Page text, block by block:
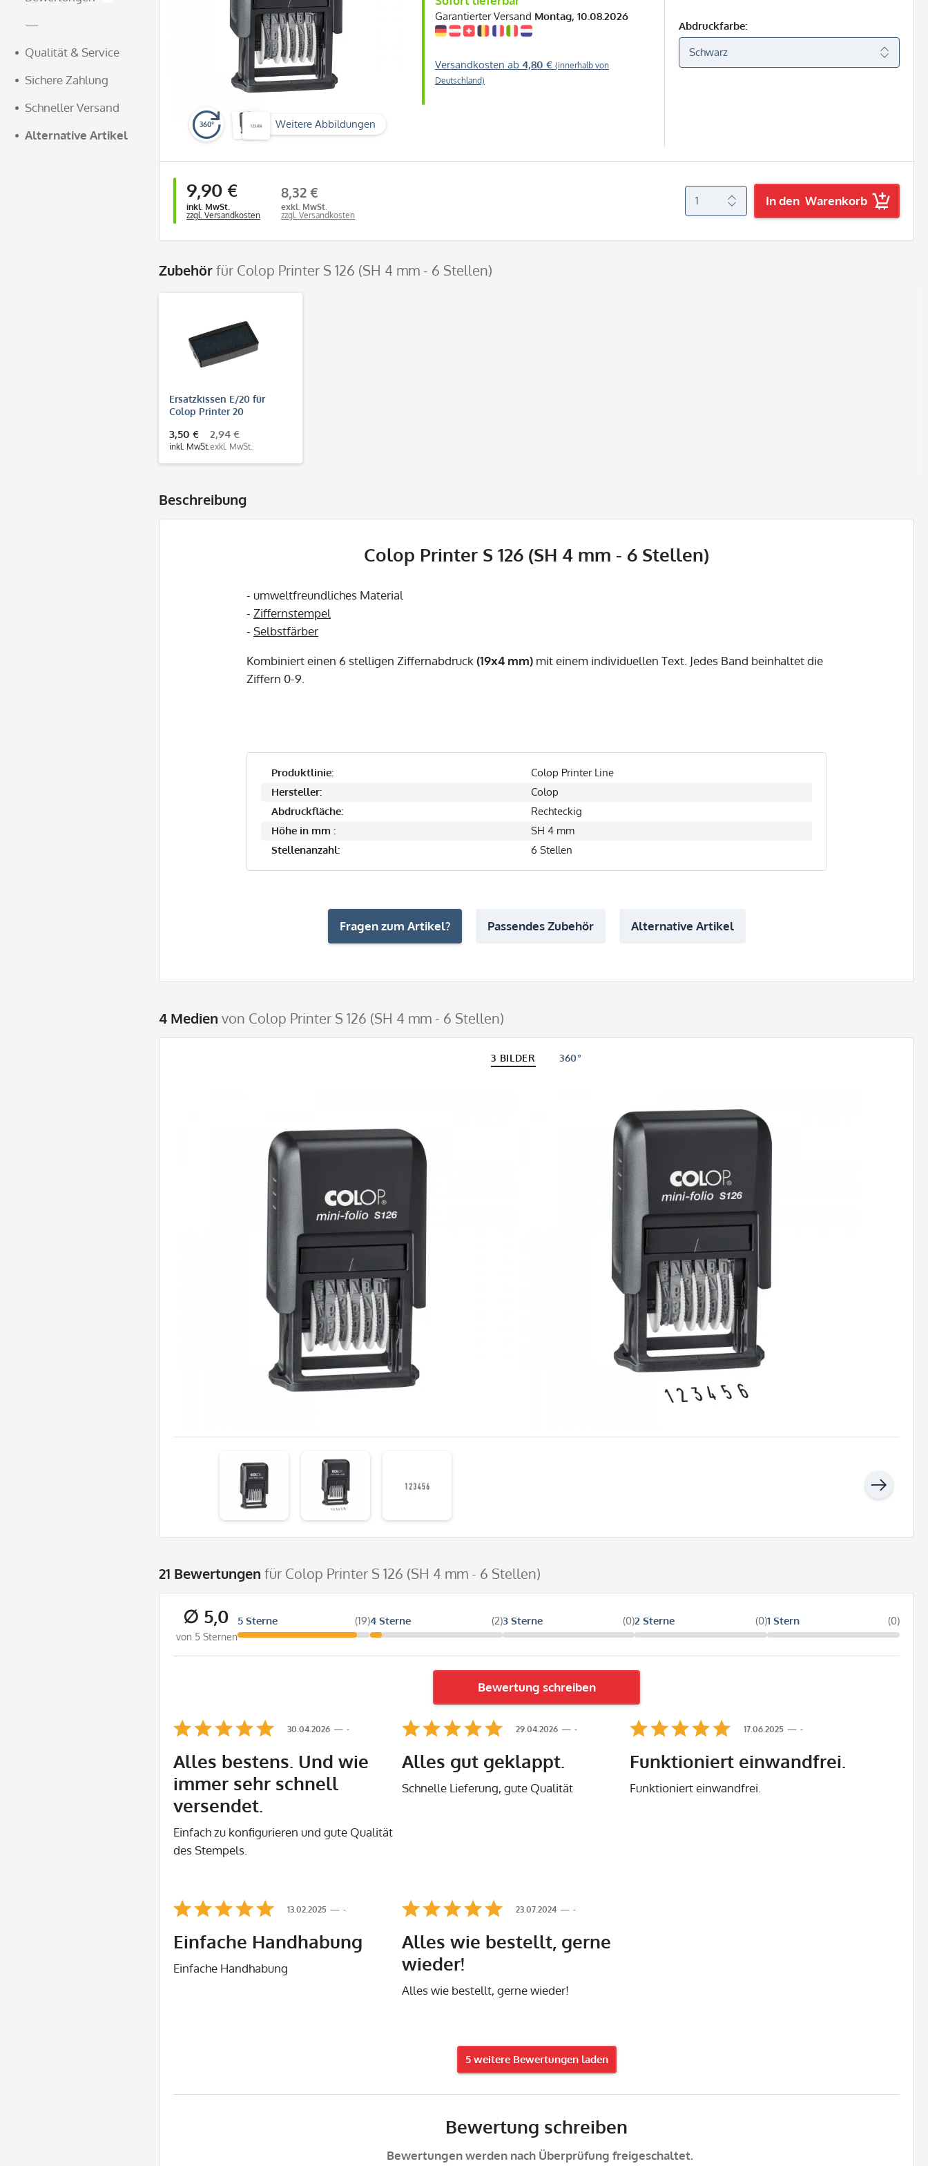
—
Qualität & Service
Sichere Zahlung
Schneller Versand
Alternative Artikel
360° Weitere Abbildungen
Garantierter Versand Montag, 10.08.2026
Versandkosten ab 4,80 € (innerhalb von
Deutschland)
Abdruckfarbe:
9,90 €
inkl. MwSt.
zzgl. Versandkosten
8,32 €
exkl. MwSt.
zzgl. Versandkosten
In den Warenkorb
Zubehörfür Colop Printer S 126 (SH 4 mm - 6 Stellen)
Ersatzkissen E/20 für
Colop Printer 20
3,50 €
inkl. MwSt.
2,94 €
exkl. MwSt.
Beschreibung
Colop Printer S 126 (SH 4 mm - 6 Stellen)
- umweltfreundliches Material
- Ziffernstempel
- Selbstfärber
Kombiniert einen 6 stelligen Ziffernabdruck (19x4 mm) mit einem individuellen Text. Jedes Band beinhaltet die
Ziffern 0-9.
Produktlinie:
Colop Printer Line
Hersteller:
Colop
Abdruckfläche:
Rechteckig
Höhe in mm :
SH 4 mm
Stellenanzahl:
6 Stellen
Fragen zum Artikel? Passendes Zubehör Alternative Artikel
4 Medien von Colop Printer S 126 (SH 4 mm - 6 Stellen)
3 BILDER 360°
21 Bewertungen für Colop Printer S 126 (SH 4 mm - 6 Stellen)
∅ 5,0
von 5 Sternen
5 Sterne (19)4 Sterne (2)3 Sterne (0)2 Sterne (0)1 Stern (0)
Bewertung schreiben
-
30.04.2026
Alles bestens. Und wie
immer sehr schnell
versendet.
Einfach zu konfigurieren und gute Qualität
des Stempels.
-
29.04.2026
Alles gut geklappt.
Schnelle Lieferung, gute Qualität
-
17.06.2025
Funktioniert einwandfrei.
Funktioniert einwandfrei.
-
13.02.2025
Einfache Handhabung
Einfache Handhabung
-
23.07.2024
Alles wie bestellt, gerne
wieder!
Alles wie bestellt, gerne wieder!
5 weitere Bewertungen laden
Bewertung schreiben
Bewertungen werden nach Überprüfung freigeschaltet.